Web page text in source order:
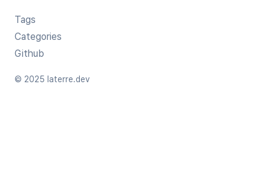
Tags
Categories
Github
© 2025 laterre.dev